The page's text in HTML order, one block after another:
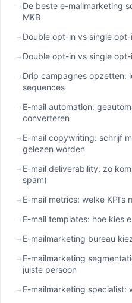
De beste e-mailmarketing
MKB
Double opt-in vs single
Double opt-in vs single
Drip campagnes opzetten:
sequences
E-mail automation:
converteren
E-mail copywriting: schrijf
gelezen worden
E-mail deliverability: zo
spam)
E-mail metrics: welke KPI’s
E-mail templates: hoe kies
E-mailmarketing bureau
E-mailmarketing
juiste persoon
E-mailmarketing specialist: